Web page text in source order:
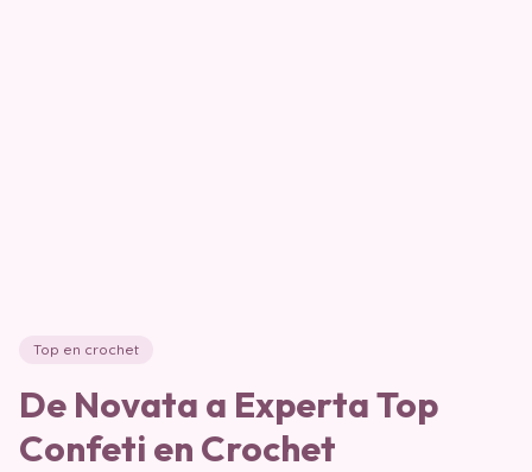
Top en crochet
De Novata a Experta Top
Confeti en Crochet